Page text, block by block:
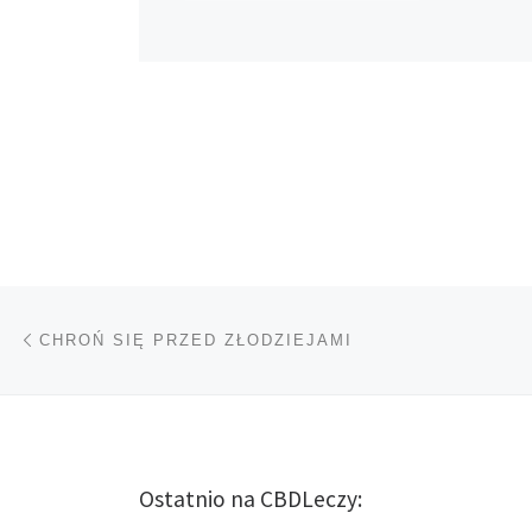
Nawigacja wpisu
CHROŃ SIĘ PRZED ZŁODZIEJAMI
Ostatnio na CBDLeczy: